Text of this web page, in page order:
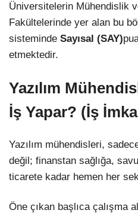
Üniversitelerin Mühendislik
Fakültelerinde yer alan bu
sisteminde Sayısal (SAY)
etmektedir.
Yazılım
İş Yapar? (İş
Yazılım mühendisleri,
değil; finanstan sağlığa,
ticarete kadar hemen her
Öne çıkan başlıca çalışma